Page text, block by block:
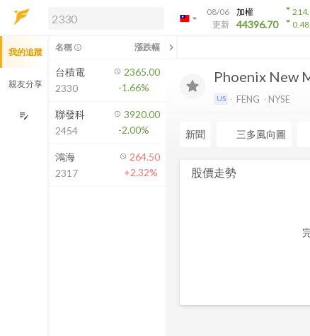
arrow_drop_down
08/06
更新
加權
44396.70
arrow_drop_down
arrow_drop_down0.48
解鎖即時行情及進階功能
方案」，即可解鎖以下功能：
即時行情
即時市況與排行
成交金額熱力圖
前往方案訂閱
如何綁定合作券商
Phoenix New
US FENG NYSE
新聞 三多風向圖
股價走勢
我的追蹤
親友分享
edit_note
名稱 info_outline 漲跌幅 chevron_left
台積電
2330
2365.00
-1.66%
聯發科
2454
3920.00
-2.00%
鴻海
2317
264.50
+2.32%